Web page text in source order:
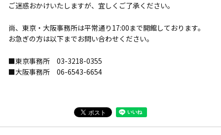
ご迷惑おかけいたしますが、宜しくご了承ください。
尚、東京・大阪事務所は平常通り17:00まで開館しております。
お急ぎの方は以下までお問い合わせください。
■東京事務所 03-3218-0355
■大阪事務所 06-6543-6654